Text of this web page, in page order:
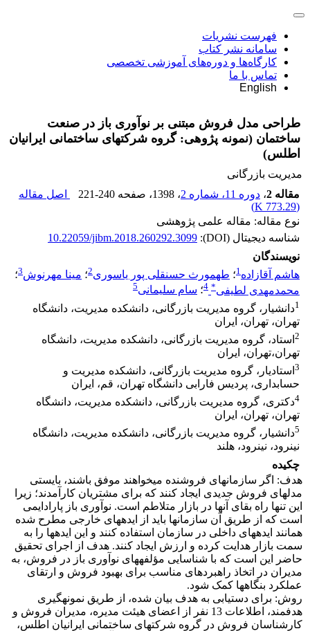
فهرست نشریات
سامانه نشر کتاب
کارگاه‌ها و دوره‌های آموزشی تخصصی
تماس با ما
English
طراحی مدل فروش مبتنی بر نوآوری باز در صنعت
ساختمان (نمونه پژوهی: گروه شرکت‎های ساختمانی ایرانیان
اطلس)
مدیریت بازرگانی
مقاله 2
، دوره 11، شماره 2 ، 1398 ، صفحه 221-240
اصل مقاله
(
773.29 K
)
نوع مقاله: مقاله علمی پژوهشی
شناسه دیجیتال (DOI):
10.22059/jibm.2018.260292.3099
نویسندگان
هاشم آقازاده1؛ طهمورث حسنقلی پور یاسوری2؛ مینا مهرنوش3؛
محمدمهدی لطیفی*
4؛ سام سلیمانی5
1دانشیار، گروه مدیریت بازرگانی، دانشکده مدیریت، دانشگاه
تهران، تهران، ایران
2 استاد، گروه مدیریت بازرگانی، دانشکده مدیریت، دانشگاه
تهران،تهران، ایران
3 استادیار، گروه مدیریت بازرگانی، دانشکده مدیریت و
حسابداری، پردیس فارابی دانشگاه تهران، قم، ایران
4دکتری، گروه مدیریت بازرگانی، دانشکده مدیریت، دانشگاه
تهران، تهران، ایران
5دانشیار، گروه مدیریت بازرگانی، دانشکده مدیریت، دانشگاه
نینرود، نینرود، هلند
چکیده
هدف: اگر سازمان‎های فروشنده می‎خواهند موفق باشند، بایستی
مدل‎های فروش جدیدی ایجاد کنند که برای مشتریان کارآمدند؛ زیرا
این تنها راه بقای آنها در بازار متلاطم است. نوآوری باز پارادایمی
است که از طریق آن سازمان‎ها باید از ایده‎های خارجی مطرح شده
همانند ایده‎های داخلی در سازمان استفاده کنند و این ایده‎ها را به
سمت بازار هدایت کرده و ارزش ایجاد کنند. هدف از اجرای تحقیق
حاضر این است که با شناسایی مؤلفه‎های نوآوری باز در فروش، به
مدیران در اتخاذ راهبردهای مناسب برای بهبود فروش و ارتقای
عملکرد بنگاه‎ها کمک شود.
روش: برای دستیابی به هدف بیان شده، از طریق نمونه‎گیری
هدفمند، اطلاعات 13 نفر از اعضای هیئت مدیره، مدیران فروش و
کارشناسان فروش در گروه شرکت‎های ساختمانی ایرانیان اطلس،